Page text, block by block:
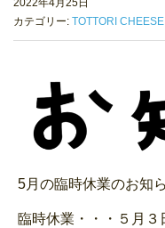
2022年4月25日
カテゴリー: TOTTORI
5月の臨時休業のお知
臨時休業・・・５月３